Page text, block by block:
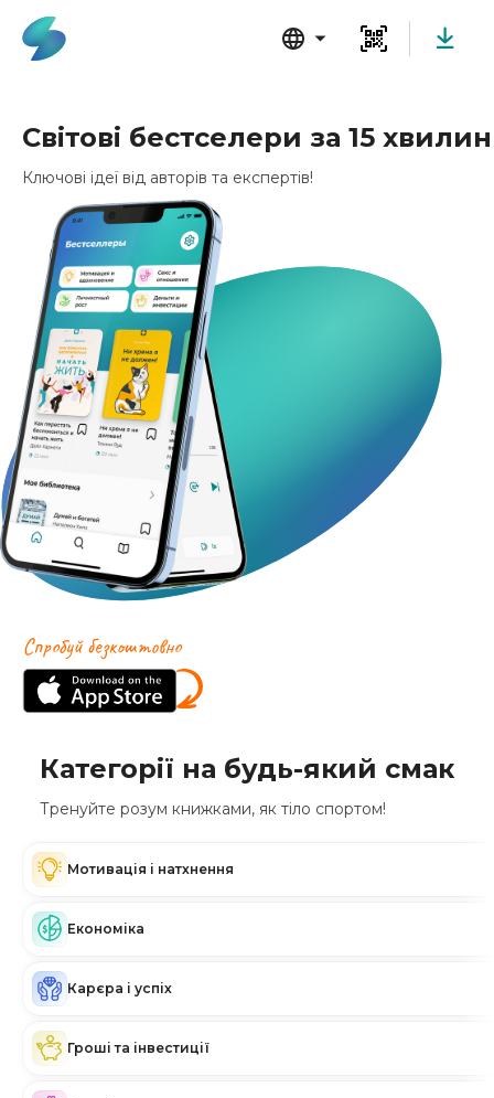
Свiтовi бестселери за 15 хвилин
Ключовi ідеї вiд авторiв та експертiв!
Спробуй безкоштовно
Категорії на будь-який смак
Тренуйте розум книжками, як тіло спортом!
Мотивація і натхнення
Економіка
Карєра і успіх
Гроші та інвестиції